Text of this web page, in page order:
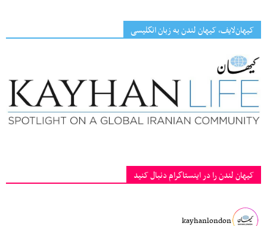
کیهان‌لایف، کیهان لندن به زبان انگلیسی
کیهان لندن را در اینستاگرام دنبال کنید
kayhanlondon